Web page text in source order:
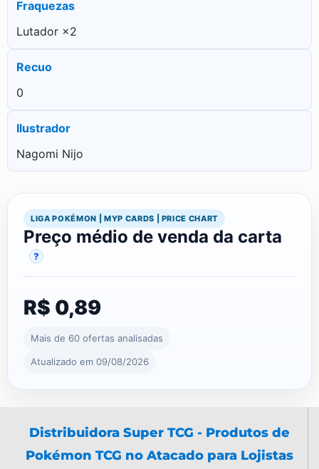
Fraquezas
Lutador ×2
Recuo
0
Ilustrador
Nagomi Nijo
LIGA POKÉMON | MYP CARDS | PRICE CHART
Preço médio de venda da carta
?
R$ 0,89
Mais de 60 ofertas analisadas
Atualizado em 09/08/2026
Distribuidora Super TCG - Produtos de
Pokémon TCG no Atacado para Lojistas